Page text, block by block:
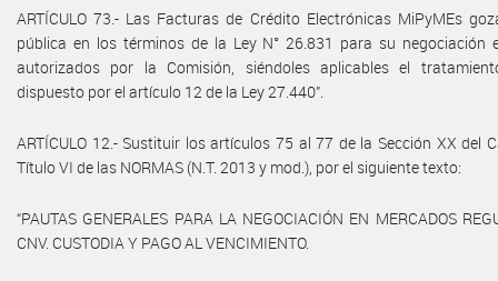
ARTÍCULO 73.- Las Facturas de Crédito Electrónicas MiPyMEs
pública en los términos de la Ley N° 26.831 para su negociación
autorizados por la Comisión, siéndoles aplicables el
dispuesto por el artículo 12 de la Ley 27.440”.
ARTÍCULO 12.- Sustituir los artículos 75 al 77 de la Sección XX del
Título VI de las NORMAS (N.T. 2013 y mod.), por el siguiente texto:
“PAUTAS GENERALES PARA LA NEGOCIACIÓN EN MERCADOS
CNV. CUSTODIA Y PAGO AL VENCIMIENTO.